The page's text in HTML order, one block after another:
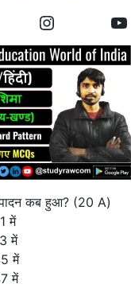
कब हुआ? (20 A)
में
में
में
में